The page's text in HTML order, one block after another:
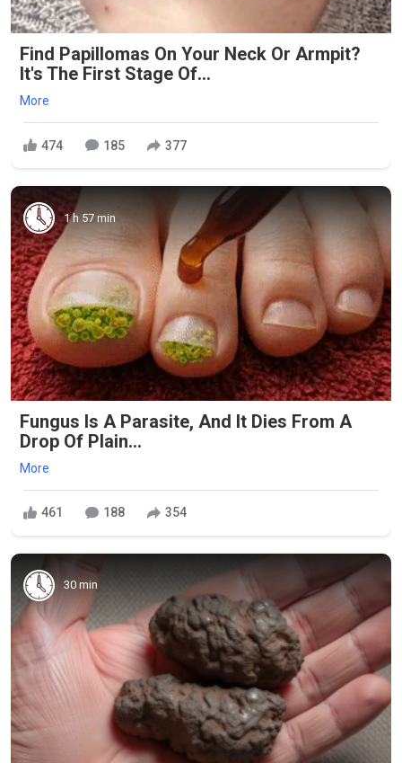
Find Papillomas On Your Neck Or Armpit?
It's The First Stage Of...
More
474 185 377
1 h 57 min
Fungus Is A Parasite, And It Dies From A
Drop Of Plain...
More
461 188 354
30 min